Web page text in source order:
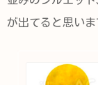
が出てると思いま